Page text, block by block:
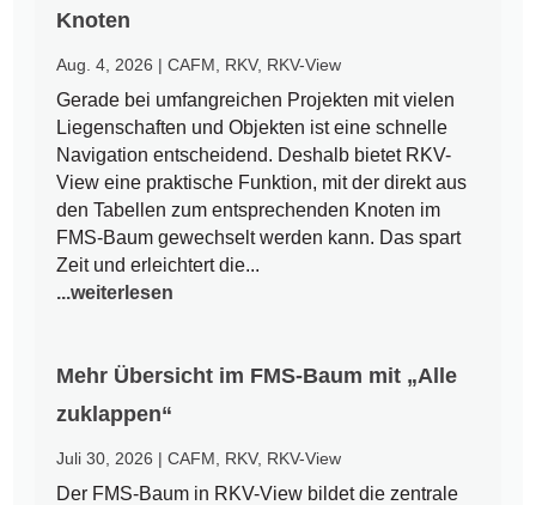
Knoten
Aug. 4, 2026 |CAFM RKV, RKV-View
Gerade bei umfangreichen Projekten mit vielen
Liegenschaften und Objekten ist eine schnelle
Navigation entscheidend. Deshalb bietet RKV-
View eine praktische Funktion, mit der direkt aus
den Tabellen zum entsprechenden Knoten im
FMS-Baum gewechselt werden kann. Das spart
Zeit und erleichtert die...
...weiterlesen
Mehr Übersicht im FMS-Baum mit „Alle
zuklappen“
Juli 30, 2026 |CAFM RKV, RKV-View
Der FMS-Baum in RKV-View bildet die zentrale